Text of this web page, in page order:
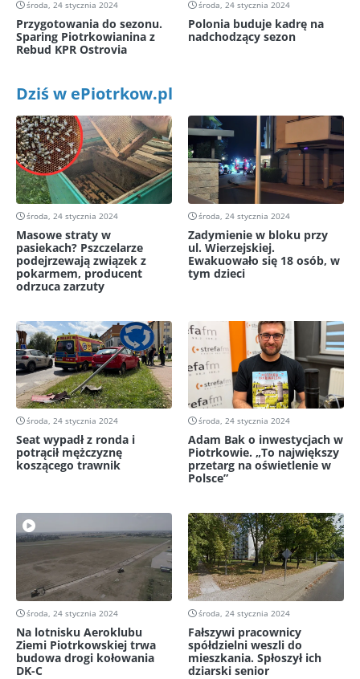
środa, 24 stycznia 2024
Przygotowania do sezonu.
Sparing Piotrkowianina z
Rebud KPR Ostrovia
środa, 24 stycznia 2024
Polonia buduje kadrę na
nadchodzący sezon
Dziś w ePiotrkow.pl
środa, 24 stycznia 2024
Masowe straty w
pasiekach? Pszczelarze
podejrzewają związek z
pokarmem, producent
odrzuca zarzuty
środa, 24 stycznia 2024
Zadymienie w bloku przy
ul. Wierzejskiej.
Ewakuowało się 18 osób, w
tym dzieci
środa, 24 stycznia 2024
Seat wypadł z ronda i
potrącił mężczyznę
koszącego trawnik
środa, 24 stycznia 2024
Adam Bak o inwestycjach w
Piotrkowie. „To największy
przetarg na oświetlenie w
Polsce”
środa, 24 stycznia 2024
Na lotnisku Aeroklubu
Ziemi Piotrkowskiej trwa
budowa drogi kołowania
DK-C
środa, 24 stycznia 2024
Fałszywi pracownicy
spółdzielni weszli do
mieszkania. Spłoszył ich
dziarski senior